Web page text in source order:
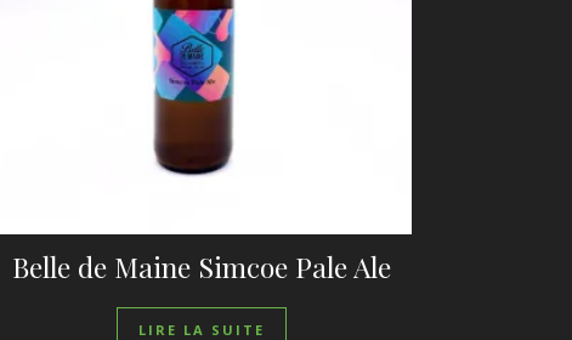
Belle de Maine Simcoe Pale Ale
LIRE LA SUITE